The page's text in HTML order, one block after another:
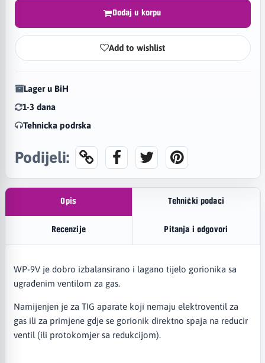
Dodaj u korpu
Add to wishlist
Lager u BiH
1-3 dana
Tehnicka podrska
Podijeli:
Opis Tehnički podaci
Recenzije Pitanja i odgovori
WP-9V je dobro izbalansirano i lagano tijelo gorionika sa
ugrađenim ventilom za gas.
Namijenjen je za TIG aparate koji nemaju elektroventil za
gas ili za primjene gdje se gorionik direktno spaja na reducir
ventil (ili protokomjer sa redukcijom).